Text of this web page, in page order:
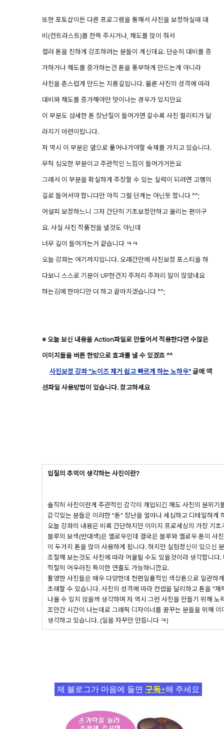
또한 포토샵이든 다른 프로그램을 통해서 사진을 보정하실때 대
비(컨트라스트)를 잔뜩 주시거나, 채도를 많이 줘서
컬러 톤을 진하게 강조하려는 분들이 계신데요. 단순히 대비를 증
가하거나 채도를 증가하는건 톤을 풍부하게 만드는게 아니라
사진을 촌스럽게 만드는 지름길입니다. 물론 사진의 성격에 따라
대비와 채도를 증가해야만 맛이나는 경우가 있지만요
이 부분도 섬세한 톤 장난질이 들어가면 갈수록 사진 퀄리티가 달
라지기 마련이랍니다.
저 역시 이 부분은 앞으로 풀어나가야할 숙제를 가지고 있습니다.
무척 심오한 부분이고 주관적인 느낌이 들어가거든요
그래서 이 부분을 확실하게 주장할 수 있는 실력이 되려면 고행의
길로 들어서야 합니다만 아직 그럴 단계는 아닌듯 합니다 ^^;
어설피 보정하느니 그저 간단히 기초보정만하고 올리는 편이구
요. 사실 사진 작품전을 낼것도 아닌데
너무 깊이 들어가는거 같습니다 ㅋㅋ
오늘 강좌는 여기까지입니다. 오래간만에 사진보정 포스티을 하
다보니 스스로 기분이 UP한건지 주저리 주저리 말이 많았네요
하는김에 한마디만 더 하고 끝마치겠습니다 ^^;
※ 오늘 보신 내용을 Action파일로 만들어서 적용한다면 수많은
이미지들을 버튼 한방으로 효과를 낼 수 있겠죠 ^^
사진보정 강좌 "노이즈 제거 쉽고 빠르게 하는 노하우"글에 액
션파일 사용방법이 있습니다. 참고하세요
입질의 추억이 생각하는 사진이란?
솔직히 사진이란게 주관적인 감각이 개입되긴 해도 사진의 분위기
감각있는 분들은 이러한 "톤" 장난을 얼마나 세심하고 디테일하게
오늘 강좌의 내용은 비록 간단하지만 이미지 프로세싱의 가장 기
블루의 보색(반대색)은 옐로우인데 결국은 블루와 옐로우 톤이 사
이 두가지 톤을 많이 사용하게 됩니다. 하지만 실험정신이 있으신
조절해 보는것도 사진에 따라 어울릴 수도 있을것이라 생각합니
적절히 어우러진 특이한 연출도 가능하니깐요.
촬영한 사진들은 매우 다양한데 천편일률적인 색상톤으로 일관하
초래할 수 있습니다. 사진의 성격에 따라 컨셉을 달리하고 톤을 "
나올 수 있지 않을까 생각하며 저 역시 그런 사진을 만들기 위해 노
조만간 시간이 나는데로 그래픽 디자이너를 꿈꾸는 분들을 위해
생각하고 있습니다. (일을 자꾸만 만듭니다 ㅋ)
제 블로그가 마음에 들면 구독+해 주세요